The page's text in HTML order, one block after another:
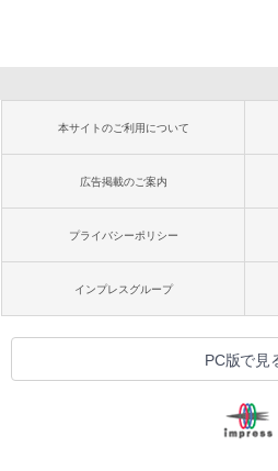
本サイトのご利用について
広告掲載のご案内
プライバシーポリシー
インプレスグループ
PC版で見